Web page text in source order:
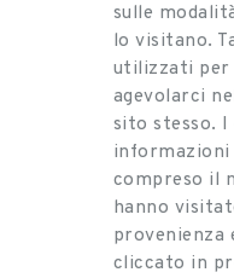
sulle
lo visitano.
utilizzati per
agevolarci
sito stesso. I
informazioni
compreso il
hanno
provenienza
cliccato in